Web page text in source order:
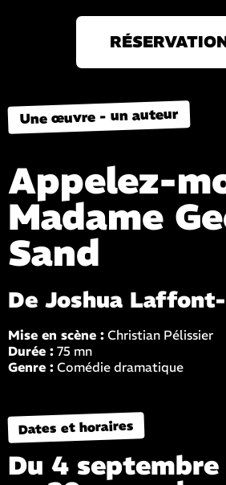
Une œuvre - un auteur
Appelez-
Madame
Sand
De Joshua
Mise en scène : Christian Pélissier
Durée : 75 mn
Genre : Comédie dramatique
Dates et horaires
Du 4 septembre